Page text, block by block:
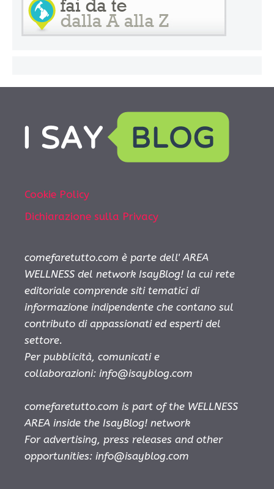
Cookie Policy
Dichiarazione sulla Privacy
comefaretutto.com è parte dell' AREA
WELLNESS del network IsayBlog! la cui rete
editoriale comprende siti tematici di
informazione indipendente che contano sul
contributo di appassionati ed esperti del
settore.
Per pubblicità, comunicati e
collaborazioni: info@isayblog.com
comefaretutto.com is part of the WELLNESS
AREA inside the IsayBlog! network
For advertising, press releases and other
opportunities: info@isayblog.com